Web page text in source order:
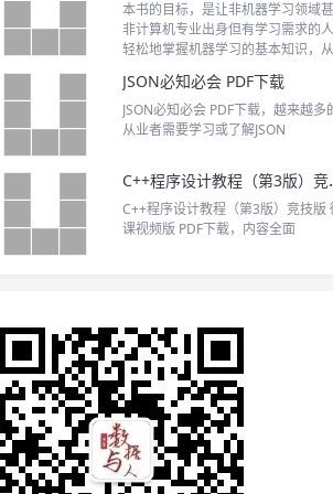
发手册”来用。
本书的目标，是让非机器学习领域
非计算机专业出身但有学习需求的人
轻松地掌握机器学习的基本知识，
JSON必知必会 PDF下载
JSON必知必会 PDF下载，越来越多
从业者需要学习或了解JSON
C++程序
C++程序设计教程（第3版）竞技版
课视频版 PDF下载，内容全面